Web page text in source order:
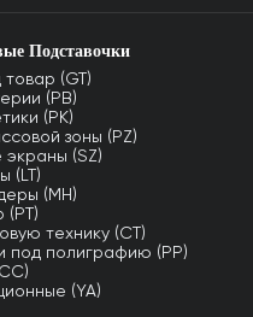
Подставочки
(GT)
(PB)
(PK)
зоны (PZ)
(SZ)
(LT)
(MH)
(PT)
технику (CT)
под полиграфию (PP)
(YA)